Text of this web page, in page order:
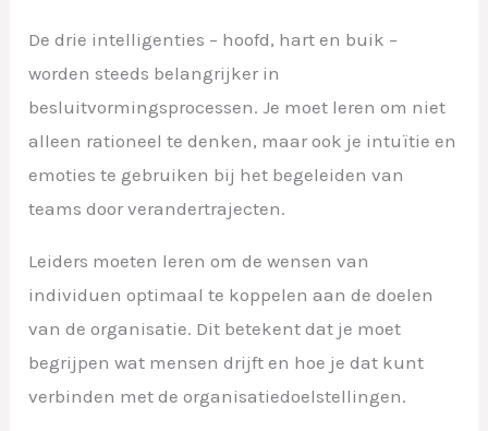
De drie intelligenties – hoofd, hart en buik –
worden steeds belangrijker in
besluitvormingsprocessen. Je moet leren om niet
alleen rationeel te denken, maar ook je intuïtie en
emoties te gebruiken bij het begeleiden van
teams door verandertrajecten.
Leiders moeten leren om de wensen van
individuen optimaal te koppelen aan de doelen
van de organisatie. Dit betekent dat je moet
begrijpen wat mensen drijft en hoe je dat kunt
verbinden met de organisatiedoelstellingen.